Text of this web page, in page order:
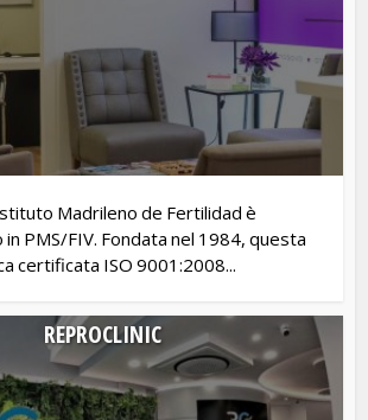
Madrileno de Fertilidad è
PMS/FIV. Fondata nel 1984, questa
certificata ISO 9001:2008...
REPROCLINIC